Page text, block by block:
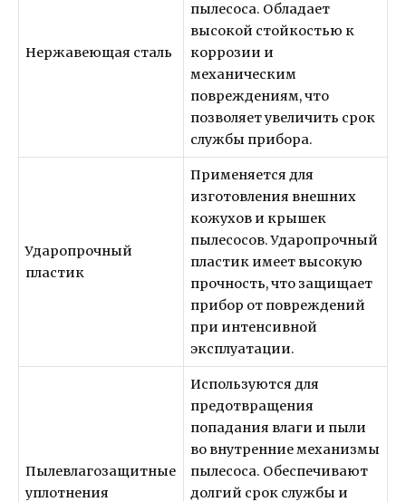
Нержавеющая сталь
пылесоса. Обладает
высокой стойкостью к
коррозии и
механическим
повреждениям, что
позволяет увеличить срок
службы прибора.
Ударопрочный
пластик
Применяется для
изготовления внешних
кожухов и крышек
пылесосов. Ударопрочный
пластик имеет высокую
прочность, что защищает
прибор от повреждений
при интенсивной
эксплуатации.
Пылевлагозащитные
уплотнения
Используются для
предотвращения
попадания влаги и пыли
во внутренние механизмы
пылесоса. Обеспечивают
долгий срок службы и